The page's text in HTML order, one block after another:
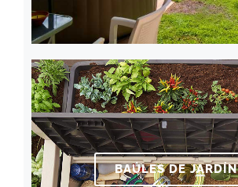
BAÚLES DE JARDÍN